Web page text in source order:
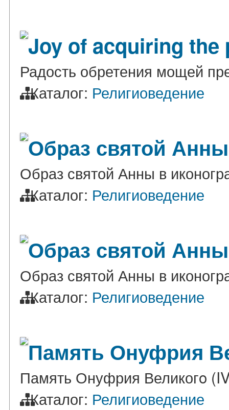
Joy of acquiring the
Радость обретения мощей
Каталог: Религиоведение
Образ святой
Образ святой Анны в
Каталог: Религиоведение
Образ святой
Образ святой Анны в
Каталог: Религиоведение
Память Онуфрия
Память Онуфрия Великогο
Каталог: Религиоведение